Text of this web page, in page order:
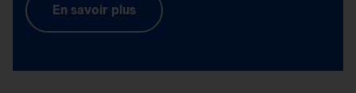
En savoir plus